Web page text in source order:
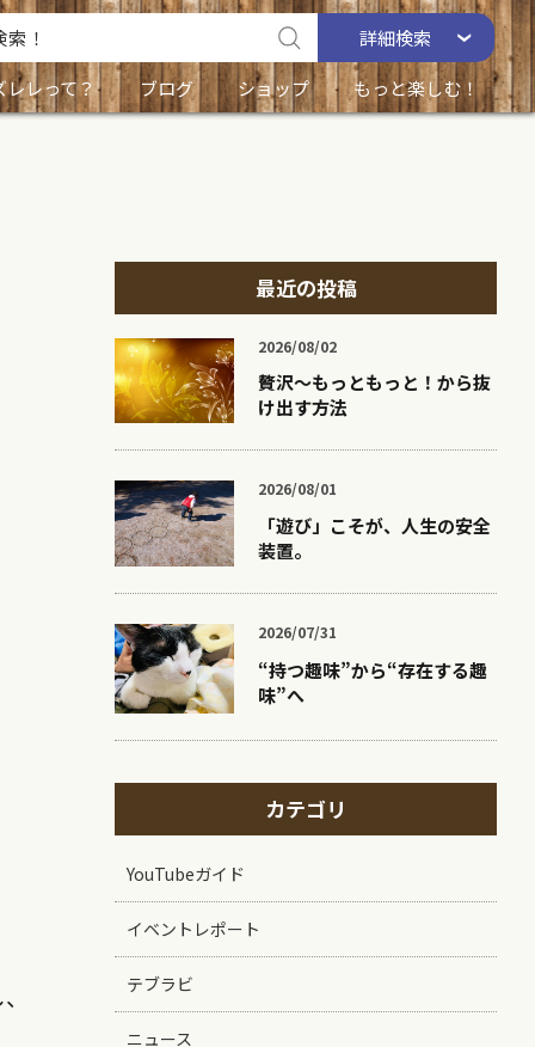
詳細検索
レレって？
ブログ ショップ もっと楽しむ！
最近の投稿
2026/08/02
贅沢〜もっともっと！から抜
け出す方法
2026/08/01
「遊び」こそが、人生の安全
装置。
2026/07/31
“持つ趣味”から“存在する趣
味”へ
カテゴリ
YouTubeガイド
イベントレポート
テブラビ
ニュース